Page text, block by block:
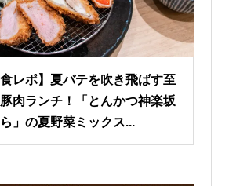
食レポ】夏バテを吹き飛ばす至
肉ランチ！「とんかつ神楽坂
」の夏野菜ミックス...